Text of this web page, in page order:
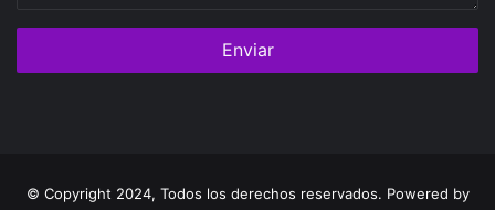
© Copyright 2024, Todos los derechos reservados. Powered by